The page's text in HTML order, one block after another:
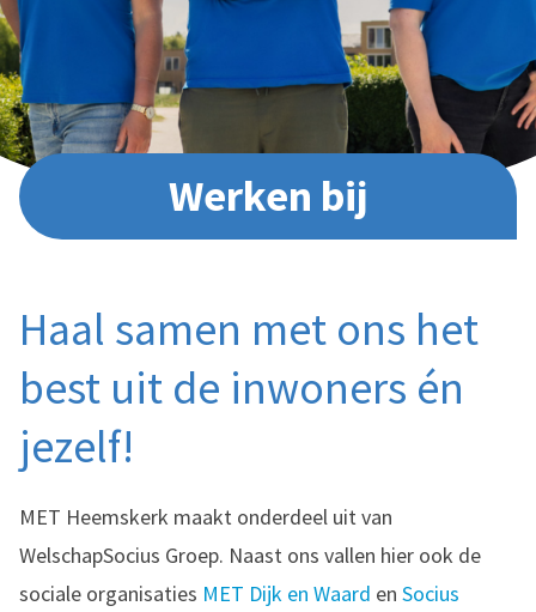
Werken bij
Haal samen met ons het
best uit de inwoners én
jezelf!
MET Heemskerk maakt onderdeel uit van
WelschapSocius Groep. Naast ons vallen hier ook de
sociale organisaties MET Dijk en Waard en Socius